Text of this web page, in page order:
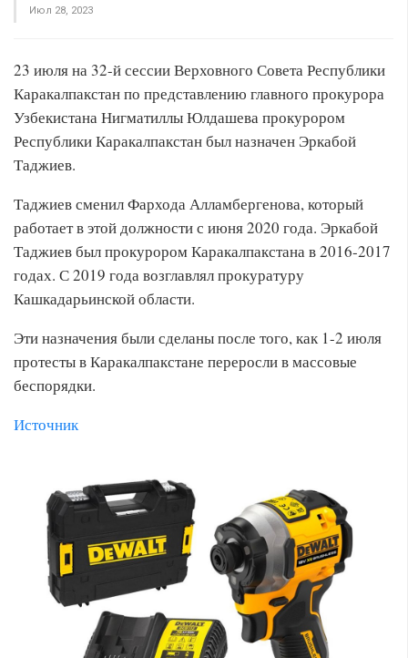
Июл 28, 2023
23 июля на 32-й сессии Верховного Совета Республики
Каракалпакстан по представлению главного прокурора
Узбекистана Нигматиллы Юлдашева прокурором
Республики Каракалпакстан был назначен Эркабой
Таджиев.
Таджиев сменил Фархода Алламбергенова, который
работает в этой должности с июня 2020 года. Эркабой
Таджиев был прокурором Каракалпакстана в 2016-2017
годах. С 2019 года возглавлял прокуратуру
Кашкадарьинской области.
Эти назначения были сделаны после того, как 1-2 июля
протесты в Каракалпакстане переросли в массовые
беспорядки.
Источник